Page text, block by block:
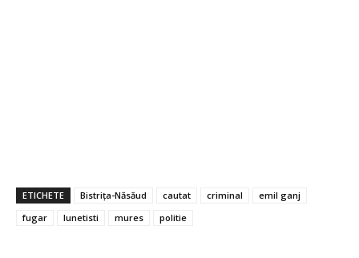
ETICHETE Bistrița-Năsăud cautat criminal
emil ganj
fugar
lunetisti mures politie